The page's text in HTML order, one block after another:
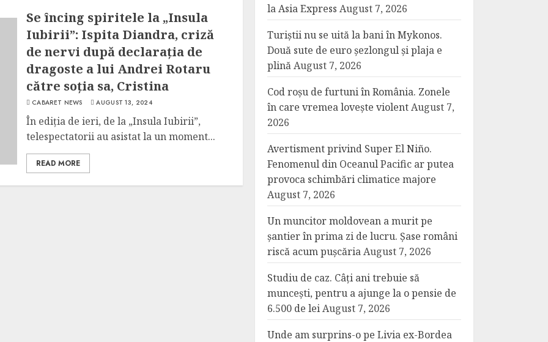
Se încing spiritele la „Insula
Iubirii”: Ispita Diandra, criză
de nervi după declarația de
dragoste a lui Andrei Rotaru
către soția sa, Cristina
CABARET NEWS AUGUST 13, 2024
În ediția de ieri, de la „Insula Iubirii”,
telespectatorii au asistat la un moment...
READ MORE
la Asia Express August 7, 2026
Turiștii nu se uită la bani în Mykonos.
Două sute de euro șezlongul și plaja e
plinăAugust 7, 2026
Cod roșu de furtuni în România. Zonele
în care vremea lovește violentAugust 7,
2026
Avertisment privind Super El Niño.
Fenomenul din Oceanul Pacific ar putea
provoca schimbări climatice majore
August 7, 2026
Un muncitor moldovean a murit pe
șantier în prima zi de lucru. Șase români
riscă acum pușcăriaAugust 7, 2026
Studiu de caz. Câți ani trebuie să
muncești, pentru a ajunge la o pensie de
6.500 de leiAugust 7, 2026
Unde am surprins-o pe Livia ex-Bordea